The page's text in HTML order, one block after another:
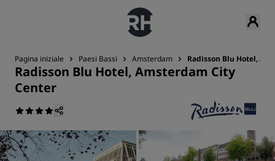
Pagina iniziale Paesi Bassi Amsterdam Radisson Blu Hotel,
Radisson Blu Hotel, Amsterdam City
Center